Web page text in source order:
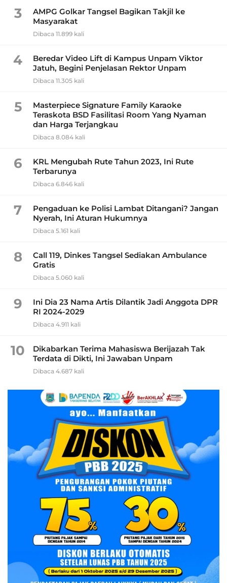
3
AMPG Golkar Tangsel Bagikan Takjil ke
Masyarakat
Dibaca 11.899 kali
4
Beredar Video Lift di Kampus Unpam Viktor
Jatuh, Begini Penjelasan Rektor Unpam
Dibaca 11.305 kali
5
Masterpiece Signature Family Karaoke
Teraskota BSD Fasilitasi Room Yang Nyaman
dan Harga Terjangkau
Dibaca 8.084 kali
6
KRL Mengubah Rute Tahun 2023, Ini Rute
Terbarunya
Dibaca 6.846 kali
7
Pengaduan ke Polisi Lambat Ditangani? Jangan
Nyerah, Ini Aturan Hukumnya
Dibaca 5.161 kali
8
Call 119, Dinkes Tangsel Sediakan Ambulance
Gratis
Dibaca 5.060 kali
9
Ini Dia 23 Nama Artis Dilantik Jadi Anggota DPR
RI 2024-2029
Dibaca 4.911 kali
10
Dikabarkan Terima Mahasiswa Berijazah Tak
Terdata di Dikti, Ini Jawaban Unpam
Dibaca 4.687 kali